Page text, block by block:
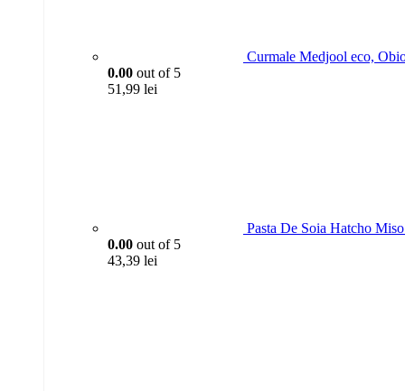
Curmale Medjool eco,
0.00 out of 5
51,99 lei
Pasta De Soia Hatcho
0.00 out of 5
43,39 lei